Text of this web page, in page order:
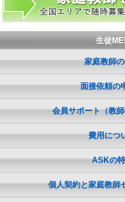
生徒
家庭教師
面接依頼の
会員サポート（教
費用につ
ASKの
個人契約と家庭教師